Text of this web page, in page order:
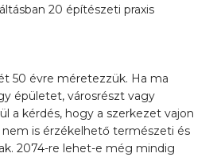
20 építészeti praxis
50 évre méretezzük. Ha ma
épületet, városrészt vagy
a kérdés, hogy a szerkezet vajon
nem is érzékelhető természeti és
2074-re lehet-e még mindig